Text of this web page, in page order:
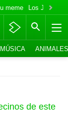
meme Los Jonas
MÚSICA ANIMALES
de este